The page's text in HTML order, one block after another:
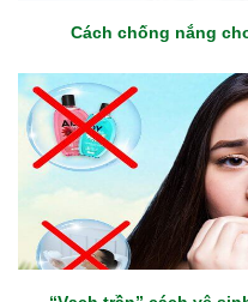
Cách chống nắng